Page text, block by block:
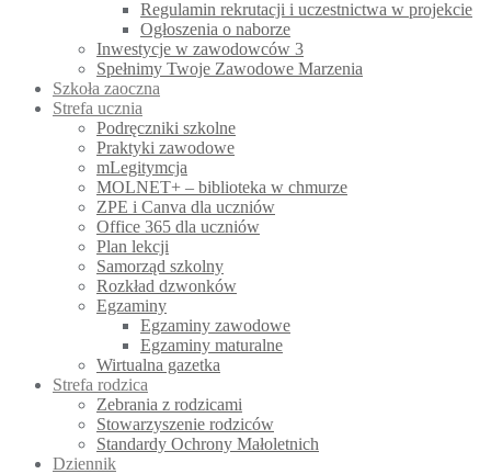
Regulamin rekrutacji i uczestnictwa w projekcie
Ogłoszenia o naborze
Inwestycje w zawodowców 3
Spełnimy Twoje Zawodowe Marzenia
Szkoła zaoczna
Strefa ucznia
Podręczniki szkolne
Praktyki zawodowe
mLegitymcja
MOLNET+ – biblioteka w chmurze
ZPE i Canva dla uczniów
Office 365 dla uczniów
Plan lekcji
Samorząd szkolny
Rozkład dzwonków
Egzaminy
Egzaminy zawodowe
Egzaminy maturalne
Wirtualna gazetka
Strefa rodzica
Zebrania z rodzicami
Stowarzyszenie rodziców
Standardy Ochrony Małoletnich
Dziennik